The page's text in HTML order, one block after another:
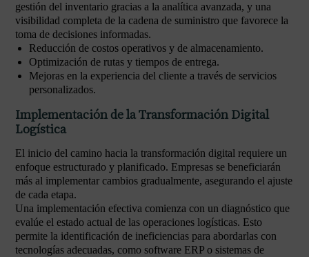
gestión del inventario gracias a la analítica avanzada, y una
visibilidad completa de la cadena de suministro que favorece la
toma de decisiones informadas.
Reducción de costos operativos y de almacenamiento.
Optimización de rutas y tiempos de entrega.
Mejoras en la experiencia del cliente a través de servicios
personalizados.
Implementación de la Transformación Digital
Logística
El inicio del camino hacia la transformación digital requiere un
enfoque estructurado y planificado. Empresas se beneficiarán
más al implementar cambios gradualmente, asegurando el ajuste
de cada etapa.
Una implementación efectiva comienza con un diagnóstico que
evalúe el estado actual de las operaciones logísticas. Esto
permite la identificación de ineficiencias para abordarlas con
tecnologías adecuadas, como software ERP o sistemas de